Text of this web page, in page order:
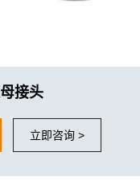
接头
立即咨询 >